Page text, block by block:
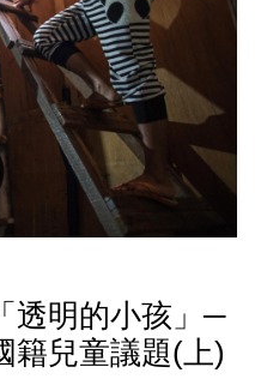
透明的小孩」─
籍兒童議題(上)